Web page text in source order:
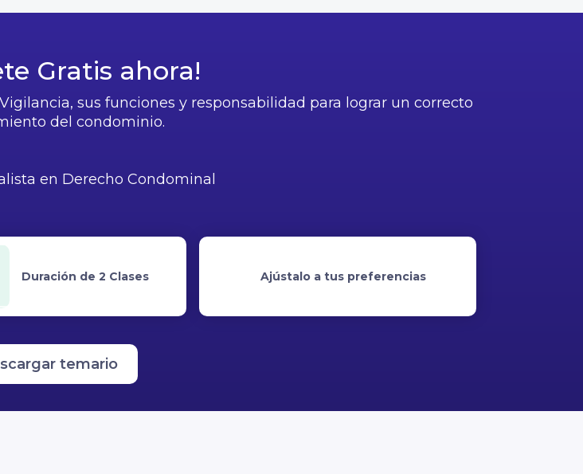
Gratis ahora!
sus funciones y responsabilidad para lograr un correcto
del condominio.
en Derecho Condominal
Duración de 2 Clases Ajústalo a tus preferencias
temario